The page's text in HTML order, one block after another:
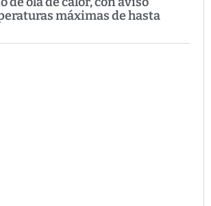
máximas de hasta